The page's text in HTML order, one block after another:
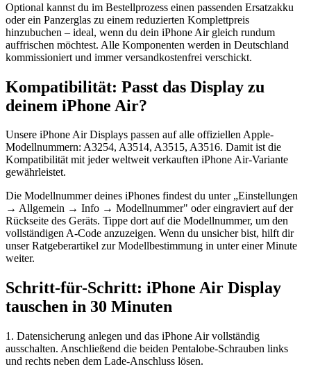
Optional kannst du im Bestellprozess einen passenden Ersatzakku
oder ein Panzerglas zu einem reduzierten Komplettpreis
hinzubuchen – ideal, wenn du dein iPhone Air gleich rundum
auffrischen möchtest. Alle Komponenten werden in Deutschland
kommissioniert und immer versandkostenfrei verschickt.
Kompatibilität: Passt das Display zu
deinem iPhone Air?
Unsere iPhone Air Displays passen auf alle offiziellen Apple-
Modellnummern: A3254, A3514, A3515, A3516. Damit ist die
Kompatibilität mit jeder weltweit verkauften iPhone Air-Variante
gewährleistet.
Die Modellnummer deines iPhones findest du unter „Einstellungen
→ Allgemein → Info → Modellnummer" oder eingraviert auf der
Rückseite des Geräts. Tippe dort auf die Modellnummer, um den
vollständigen A-Code anzuzeigen. Wenn du unsicher bist, hilft dir
unser Ratgeberartikel zur Modellbestimmung in unter einer Minute
weiter.
Schritt-für-Schritt: iPhone Air Display
tauschen in 30 Minuten
1. Datensicherung anlegen und das iPhone Air vollständig
ausschalten. Anschließend die beiden Pentalobe-Schrauben links
und rechts neben dem Lade-Anschluss lösen.